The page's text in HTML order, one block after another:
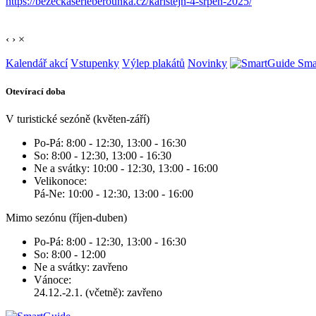
‹ › ×
Kalendář akcí Vstupenky Výlep plakátů Novinky
Otevírací doba
V turistické sezóně (květen-září)
Po-Pá: 8:00 - 12:30, 13:00 - 16:30
So: 8:00 - 12:30, 13:00 - 16:30
Ne a svátky: 10:00 - 12:30, 13:00 - 16:00
Velikonoce:
Pá-Ne: 10:00 - 12:30, 13:00 - 16:00
Mimo sezónu (říjen-duben)
Po-Pá: 8:00 - 12:30, 13:00 - 16:30
So: 8:00 - 12:00
Ne a svátky: zavřeno
Vánoce:
24.12.-2.1. (včetně): zavřeno